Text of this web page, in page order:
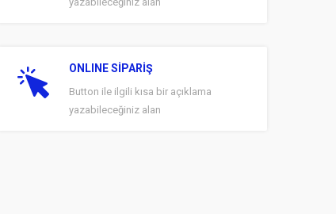
ONLINE SİPARİŞ
Button ile ilgili kısa bir açıklama
yazabileceğiniz alan